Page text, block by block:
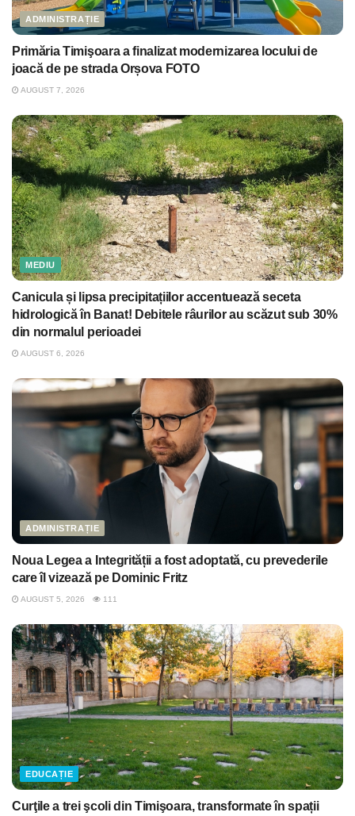
ADMINISTRAȚIE
Primăria Timişoara a finalizat modernizarea locului de
joacă de pe strada Orșova FOTO
AUGUST 7, 2026
MEDIU
Canicula și lipsa precipitațiilor accentuează seceta
hidrologică în Banat! Debitele râurilor au scăzut sub 30%
din normalul perioadei
AUGUST 6, 2026
ADMINISTRAȚIE
Noua Legea a Integrității a fost adoptată, cu prevederile
care îl vizează pe Dominic Fritz
AUGUST 5, 2026 111
EDUCAȚIE
Curţile a trei şcoli din Timişoara, transformate în spații